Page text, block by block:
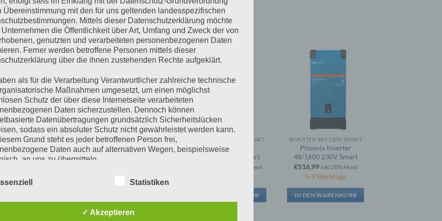
PRODUKTE
48V 230V SMART
Multi RS19 Solar
6000/100-450/100
INVERTER 48V 230V SMART
Inverter RS 48/6000
INVERTER 48V 230V SMART
Phoenix Inverter
48/5000 230V Smart
inkl 20% Mwst
IN DEN WARENKORB
INVERTER 48V 230V SMART
Phoenix Inverter
48/1600 230V Smart
€516,99 inkl 20% Mwst
5-9 Werktage
IN DEN WARENKORB
Übereinstimmung mit den für uns geltenden landesspezifischen
Mittels dieser Datenschutzerklärung möchte
Unternehmen die Öffentlichkeit über Art, Umfang und Zweck der von
genutzten und verarbeiteten personenbezogenen Daten
Ferner werden betroffene Personen mittels dieser
über die ihnen zustehenden Rechte aufgeklärt.
als für die Verarbeitung Verantwortlicher zahlreiche technische
Maßnahmen umgesetzt, um einen möglichst
Schutz der über diese Internetseite verarbeiteten
Daten sicherzustellen. Dennoch können
Datenübertragungen grundsätzlich Sicherheitslücken
sodass ein absoluter Schutz nicht gewährleistet werden kann.
Grund steht es jeder betroffenen Person frei,
Daten auch auf alternativen Wegen, beispielsweise
an uns zu übermitteln.
beruht auf den Begrifflichkeiten, die durch den
Richtlinien- und Verordnungsgeber beim Erlass der
Grundverordnung (DS-GVO) verwendet wurden. Unsere
Statistiken
✓ Akzeptieren